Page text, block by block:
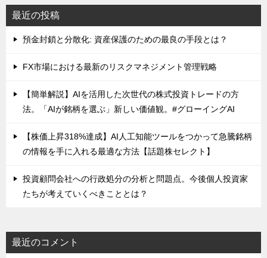
最近の投稿
預金封鎖と分散化: 資産保護のための最良の手段とは？
FX市場における最新のリスクマネジメント管理戦略
【簡単解説】AIを活用した次世代の株式投資トレードの方
法。「AIが銘柄を選ぶ」新しい価値観。#グローイングAI
【株価上昇318%達成】AI人工知能ツールをつかって急騰銘柄
の情報を手に入れる最適な方法【話題株セレクト】
投資顧問会社への行政処分の分析と問題点。今後個人投資家
たちが考えていくべきこととは？
最近のコメント